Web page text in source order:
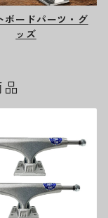
ボードパーツ・グ
ッズ